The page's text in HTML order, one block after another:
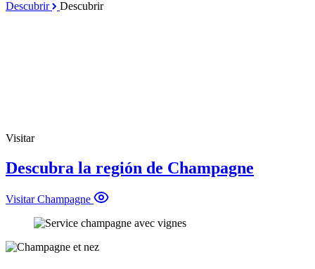
Descubrir Descubrir
Visitar
Descubra la región de Champagne
Visitar Champagne